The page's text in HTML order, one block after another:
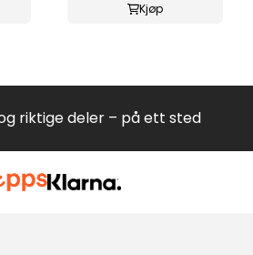
Kjøp
riktige deler – på ett sted